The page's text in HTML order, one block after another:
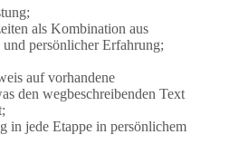
als Kombination aus
persönlicher Erfahrung;
auf vorhandene
den wegbeschreibenden Text
in jede Etappe in persönlichem